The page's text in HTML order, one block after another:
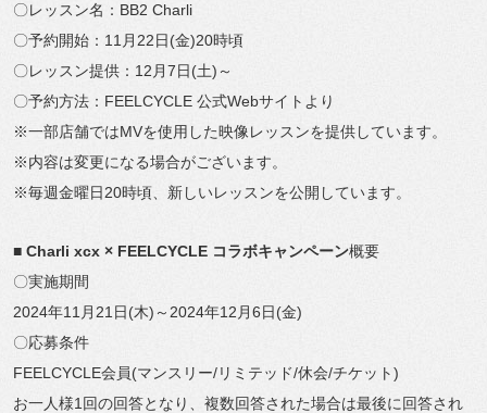
〇レッスン名：BB2 Charli
〇予約開始：11月22日(金)20時頃
〇レッスン提供：12月7日(土)～
〇予約方法：FEELCYCLE 公式Webサイトより
※一部店舗ではMVを使用した映像レッスンを提供しています。
※内容は変更になる場合がございます。
※毎週金曜日20時頃、新しいレッスンを公開しています。
■ Charli xcx × FEELCYCLE コラボキャンペーン概要
〇実施期間
2024年11月21日(木)～2024年12月6日(金)
〇応募条件
FEELCYCLE会員(マンスリー/リミテッド/休会/チケット)
お一人様1回の回答となり、複数回答された場合は最後に回答され